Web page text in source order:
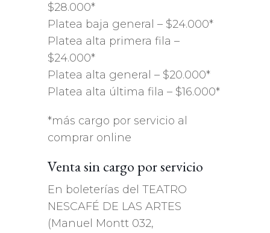
$28.000*
Platea baja general – $24.000*
Platea alta primera fila –
$24.000*
Platea alta general – $20.000*
Platea alta última fila – $16.000*
*más cargo por servicio al
comprar online
Venta sin cargo por servicio
En boleterías del TEATRO
NESCAFÉ DE LAS ARTES
(Manuel Montt 032,